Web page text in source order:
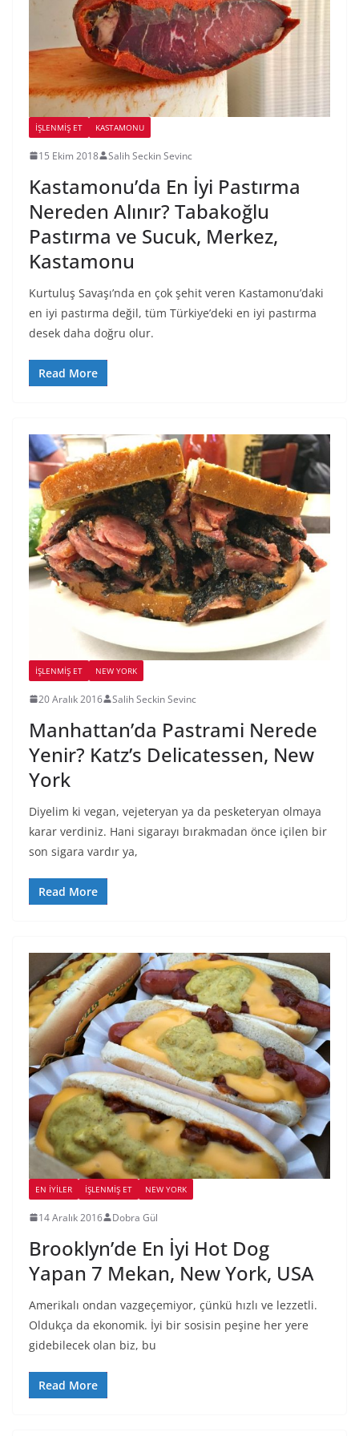
İŞLENMIŞ ET KASTAMONU
15 Ekim 2018 Salih Seckin Sevinc
Kastamonu’da En İyi Pastırma
Nereden Alınır? Tabakoğlu
Pastırma ve Sucuk, Merkez,
Kastamonu
Kurtuluş Savaşı’nda en çok şehit veren Kastamonu’daki
en iyi pastırma değil, tüm Türkiye’deki en iyi pastırma
desek daha doğru olur.
Read More
İŞLENMIŞ ET NEW YORK
20 Aralık 2016 Salih Seckin Sevinc
Manhattan’da Pastrami Nerede
Yenir? Katz’s Delicatessen, New
York
Diyelim ki vegan, vejeteryan ya da pesketeryan olmaya
karar verdiniz. Hani sigarayı bırakmadan önce içilen bir
son sigara vardır ya,
Read More
EN İYILER İŞLENMIŞ ET NEW YORK
14 Aralık 2016 Dobra Gül
Brooklyn’de En İyi Hot Dog
Yapan 7 Mekan, New York, USA
Amerikalı ondan vazgeçemiyor, çünkü hızlı ve lezzetli.
Oldukça da ekonomik. İyi bir sosisin peşine her yere
gidebilecek olan biz, bu
Read More